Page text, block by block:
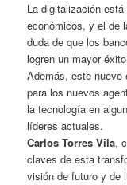
La digitalización
económicos, y el de
duda de que los
logren un mayor
Además, este nuevo
para los nuevos
la tecnología en
líderes actuales.
Carlos Torres Vila,
claves de esta
visión de futuro y de